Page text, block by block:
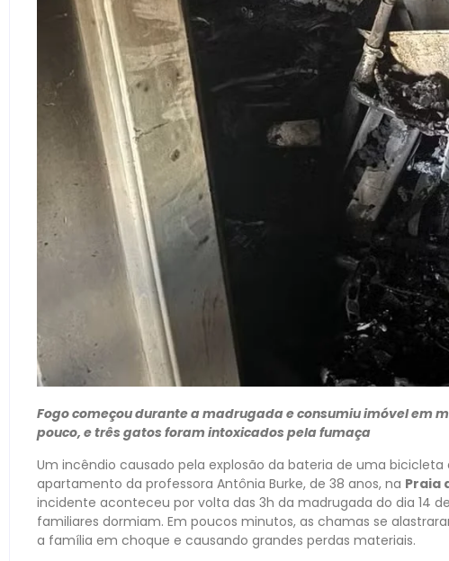
Fogo começou durante a madrugada e consumiu imóvel em
pouco, e três gatos foram intoxicados pela fumaça
Um incêndio causado pela explosão da bateria de uma
apartamento da professora Antônia Burke, de 38 anos, na Praia
incidente aconteceu por volta das 3h da madrugada do dia 14
familiares dormiam. Em poucos minutos, as chamas se
a família em choque e causando grandes perdas materiais.